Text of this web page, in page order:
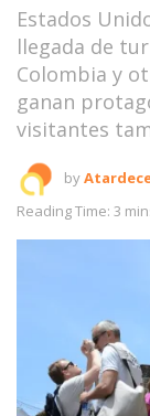
Estados
llegada de
Colombia y
ganan
visitantes
by
Reading Time: 3